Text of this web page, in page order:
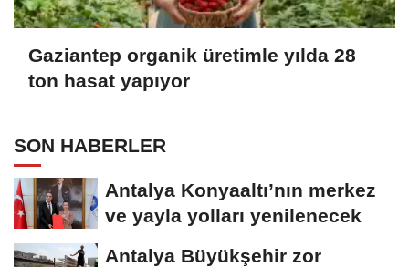
Gaziantep organik üretimle yılda 28
ton hasat yapıyor
SON HABERLER
Antalya Konyaaltı’nın merkez
ve yayla yolları yenilenecek
Antalya Büyükşehir zor